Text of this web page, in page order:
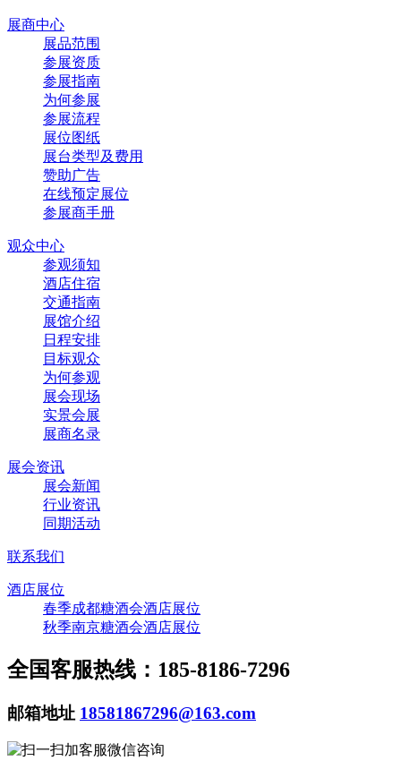
展商中心
展品范围
参展资质
参展指南
为何参展
参展流程
展位图纸
展台类型及费用
赞助广告
在线预定展位
参展商手册
观众中心
参观须知
酒店住宿
交通指南
展馆介绍
日程安排
目标观众
为何参观
展会现场
实景会展
展商名录
展会资讯
展会新闻
行业资讯
同期活动
联系我们
酒店展位
春季成都糖酒会酒店展位
秋季南京糖酒会酒店展位
全国客服热线：185-8186-7296
邮箱地址 18581867296@163.com